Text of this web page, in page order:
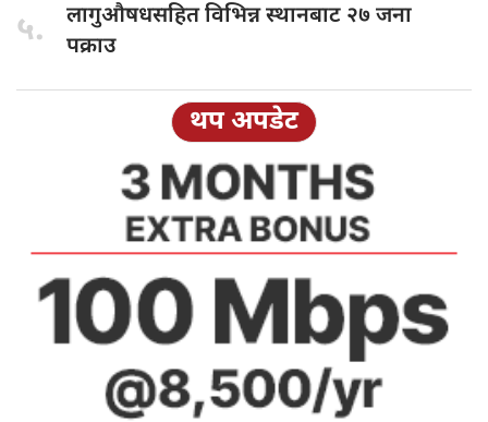
५. लागुऔषधसहित विभिन्नस्थानबाट २७ जना
पक्राउ
थप अपडेट